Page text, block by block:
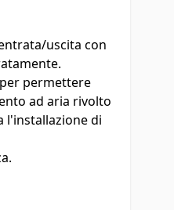
uscita con
permettere
ad aria rivolto
l'installazione di